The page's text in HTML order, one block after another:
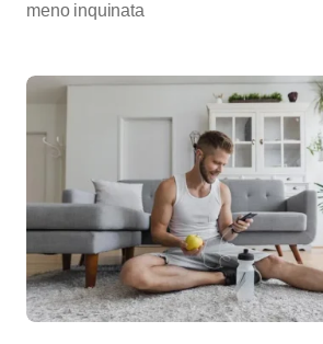
meno inquinata